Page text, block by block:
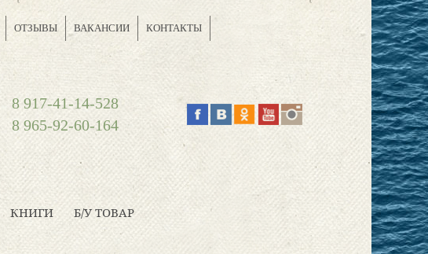
ОТЗЫВЫ ВАКАНСИИ КОНТАКТЫ
8 917-41-14-528
8 965-92-60-164
КНИГИ Б/У ТОВАР